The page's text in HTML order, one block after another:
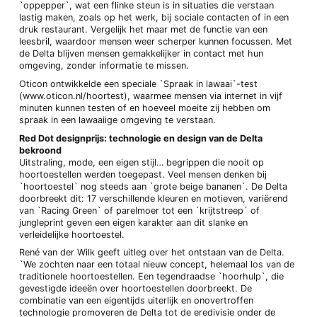
`oppepper`, wat een flinke steun is in situaties die verstaan
lastig maken, zoals op het werk, bij sociale contacten of in een
druk restaurant. Vergelijk het maar met de functie van een
leesbril, waardoor mensen weer scherper kunnen focussen. Met
de Delta blijven mensen gemakkelijker in contact met hun
omgeving, zonder informatie te missen.
Oticon ontwikkelde een speciale `Spraak in lawaai`-test
(www.oticon.nl/hoortest), waarmee mensen via internet in vijf
minuten kunnen testen of en hoeveel moeite zij hebben om
spraak in een lawaaiige omgeving te verstaan.
Red Dot designprijs: technologie en design van de Delta
bekroond
Uitstraling, mode, een eigen stijl… begrippen die nooit op
hoortoestellen werden toegepast. Veel mensen denken bij
`hoortoestel` nog steeds aan `grote beige bananen`. De Delta
doorbreekt dit: 17 verschillende kleuren en motieven, variërend
van `Racing Green` of parelmoer tot een `krijtstreep` of
jungleprint geven een eigen karakter aan dit slanke en
verleidelijke hoortoestel.
René van der Wilk geeft uitleg over het ontstaan van de Delta.
`We zochten naar een totaal nieuw concept, helemaal los van de
traditionele hoortoestellen. Een tegendraadse `hoorhulp`, die
gevestigde ideeën over hoortoestellen doorbreekt. De
combinatie van een eigentijds uiterlijk en onovertroffen
technologie promoveren de Delta tot de eredivisie onder de